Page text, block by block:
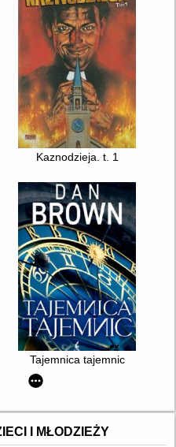
Kaznodzieja. t. 1
Tajemnica tajemnic
I MŁODZIEŻY